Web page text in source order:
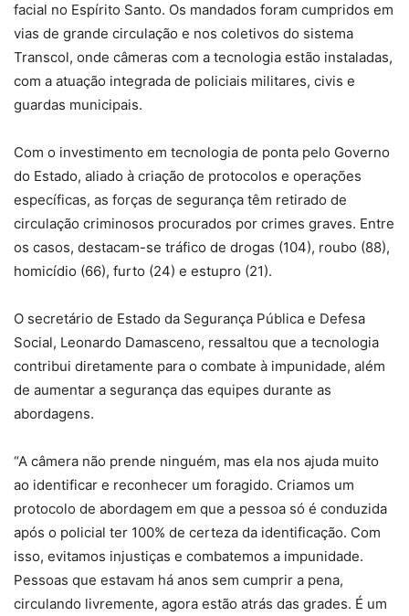
facial no Espírito Santo. Os mandados foram cumpridos em
vias de grande circulação e nos coletivos do sistema
Transcol, onde câmeras com a tecnologia estão instaladas,
com a atuação integrada de policiais militares, civis e
guardas municipais.
Com o investimento em tecnologia de ponta pelo Governo
do Estado, aliado à criação de protocolos e operações
específicas, as forças de segurança têm retirado de
circulação criminosos procurados por crimes graves. Entre
os casos, destacam-se tráfico de drogas (104), roubo (88),
homicídio (66), furto (24) e estupro (21).
O secretário de Estado da Segurança Pública e Defesa
Social, Leonardo Damasceno, ressaltou que a tecnologia
contribui diretamente para o combate à impunidade, além
de aumentar a segurança das equipes durante as
abordagens.
“A câmera não prende ninguém, mas ela nos ajuda muito
ao identificar e reconhecer um foragido. Criamos um
protocolo de abordagem em que a pessoa só é conduzida
após o policial ter 100% de certeza da identificação. Com
isso, evitamos injustiças e combatemos a impunidade.
Pessoas que estavam há anos sem cumprir a pena,
circulando livremente, agora estão atrás das grades. É um